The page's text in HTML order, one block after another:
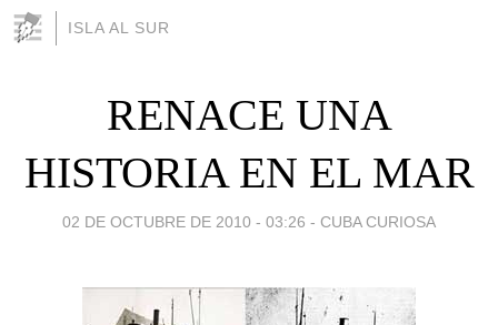
ISLA AL SUR
RENACE UNA
HISTORIA EN EL MAR
02 DE OCTUBRE DE 2010 - 03:26 - CUBA CURIOSA